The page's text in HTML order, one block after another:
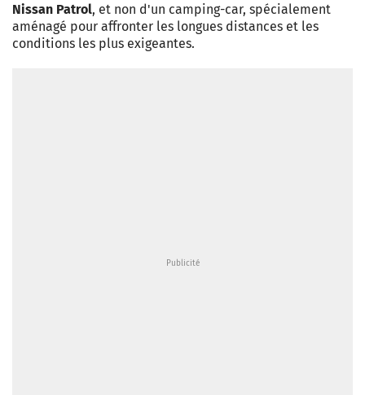
Nissan Patrol, et non d'un camping-car, spécialement
aménagé pour affronter les longues distances et les
conditions les plus exigeantes.